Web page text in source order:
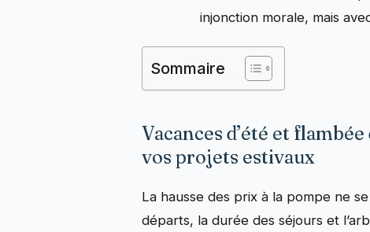
injonction morale, mais
Sommaire
Vacances d’été et
vos projets estivaux
La hausse des prix à la pompe ne
départs, la durée des séjours et